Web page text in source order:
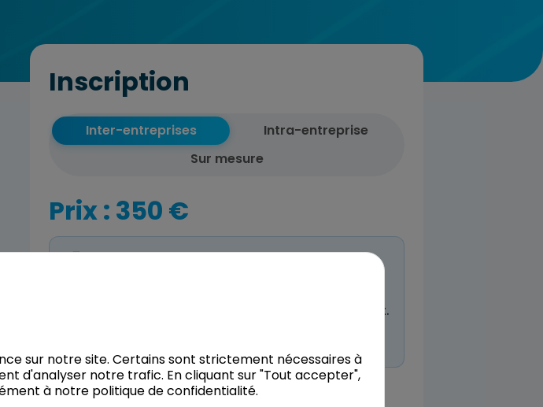
Inscription
Inter-entreprises
Intra-entreprise
Sur mesure
Prix : 350 €
Il n’y a pas de session à venir planifiée pour l’instant.
Réserver
sur notre site. Certains sont strictement nécessaires à
d'analyser notre trafic. En cliquant sur "Tout accepter",
à notre politique de confidentialité.